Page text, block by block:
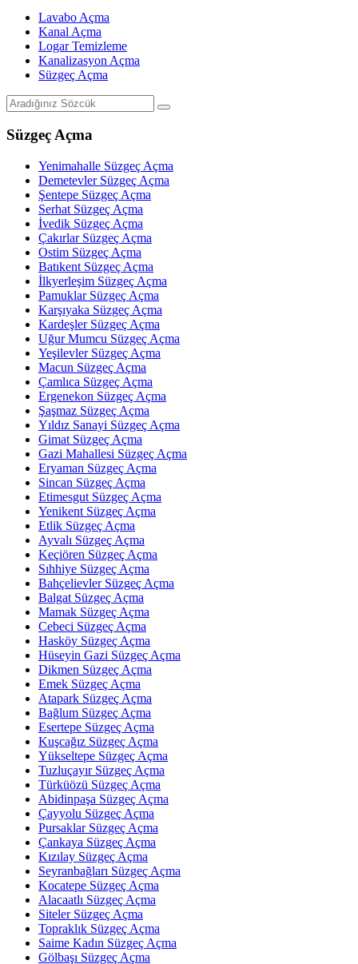
Lavabo Açma
Kanal Açma
Logar Temizleme
Kanalizasyon Açma
Süzgeç Açma
Süzgeç Açma
Yenimahalle Süzgeç Açma
Demetevler Süzgeç Açma
Şentepe Süzgeç Açma
Serhat Süzgeç Açma
İvedik Süzgeç Açma
Çakırlar Süzgeç Açma
Ostim Süzgeç Açma
Batıkent Süzgeç Açma
İlkyerleşim Süzgeç Açma
Pamuklar Süzgeç Açma
Karşıyaka Süzgeç Açma
Kardeşler Süzgeç Açma
Uğur Mumcu Süzgeç Açma
Yeşilevler Süzgeç Açma
Macun Süzgeç Açma
Çamlıca Süzgeç Açma
Ergenekon Süzgeç Açma
Şaşmaz Süzgeç Açma
Yıldız Sanayi Süzgeç Açma
Gimat Süzgeç Açma
Gazi Mahallesi Süzgeç Açma
Eryaman Süzgeç Açma
Sincan Süzgeç Açma
Etimesgut Süzgeç Açma
Yenikent Süzgeç Açma
Etlik Süzgeç Açma
Ayvalı Süzgeç Açma
Keçiören Süzgeç Açma
Sıhhiye Süzgeç Açma
Bahçelievler Süzgeç Açma
Balgat Süzgeç Açma
Mamak Süzgeç Açma
Cebeci Süzgeç Açma
Hasköy Süzgeç Açma
Hüseyin Gazi Süzgeç Açma
Dikmen Süzgeç Açma
Emek Süzgeç Açma
Atapark Süzgeç Açma
Bağlum Süzgeç Açma
Esertepe Süzgeç Açma
Kuşcağız Süzgeç Açma
Yükseltepe Süzgeç Açma
Tuzluçayır Süzgeç Açma
Türküözü Süzgeç Açma
Abidinpaşa Süzgeç Açma
Çayyolu Süzgeç Açma
Pursaklar Süzgeç Açma
Çankaya Süzgeç Açma
Kızılay Süzgeç Açma
Seyranbağları Süzgeç Açma
Kocatepe Süzgeç Açma
Alacaatlı Süzgeç Açma
Siteler Süzgeç Açma
Topraklık Süzgeç Açma
Saime Kadın Süzgeç Açma
Gölbaşı Süzgeç Açma